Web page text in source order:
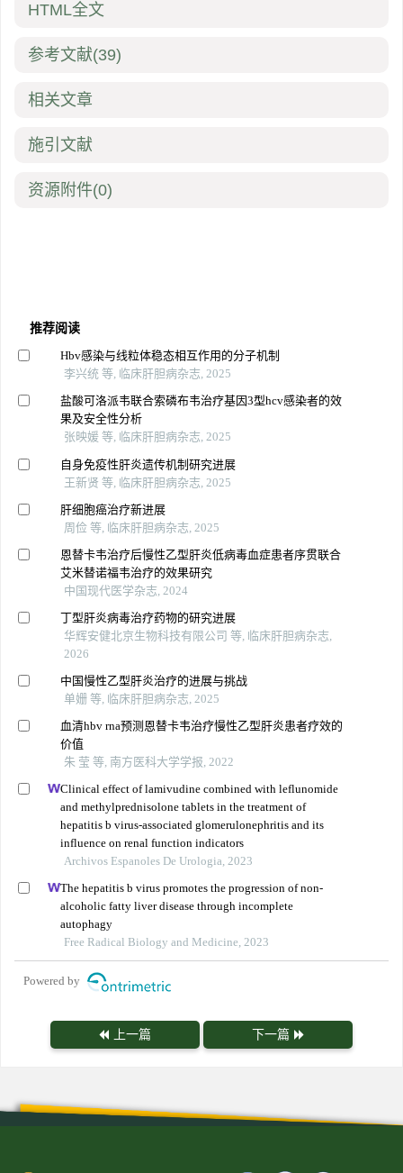
HTML全文
参考文献(39)
相关文章
施引文献
资源附件(0)
推荐阅读
Hbv感染与线粒体稳态相互作用的分子机制
李兴统 等, 临床肝胆病杂志, 2025
盐酸可洛派韦联合索磷布韦治疗基因3型hcv感染者的效
果及安全性分析
张映媛 等, 临床肝胆病杂志, 2025
自身免疫性肝炎遗传机制研究进展
王新贤 等, 临床肝胆病杂志, 2025
肝细胞癌治疗新进展
周俭 等, 临床肝胆病杂志, 2025
恩替卡韦治疗后慢性乙型肝炎低病毒血症患者序贯联合
艾米替诺福韦治疗的效果研究
中国现代医学杂志, 2024
丁型肝炎病毒治疗药物的研究进展
华辉安健北京生物科技有限公司 等, 临床肝胆病杂志,
2026
中国慢性乙型肝炎治疗的进展与挑战
单姗 等, 临床肝胆病杂志, 2025
血清hbv rna预测恩替卡韦治疗慢性乙型肝炎患者疗效的
价值
朱 莹 等, 南方医科大学学报, 2022
Clinical effect of lamivudine combined with leflunomide
and methylprednisolone tablets in the treatment of
hepatitis b virus-associated glomerulonephritis and its
influence on renal function indicators
Archivos Espanoles De Urologia, 2023
The hepatitis b virus promotes the progression of non-
alcoholic fatty liver disease through incomplete
autophagy
Free Radical Biology and Medicine, 2023
Powered by
上一篇 下一篇